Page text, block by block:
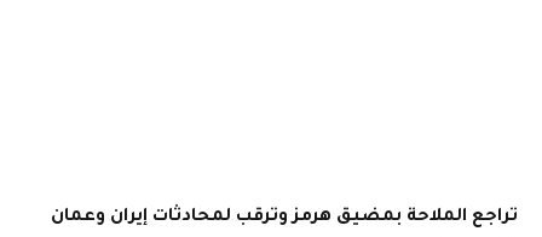
تراجع الملاحة بمضيق هرمز وترقب لمحادثات إيران وعمان